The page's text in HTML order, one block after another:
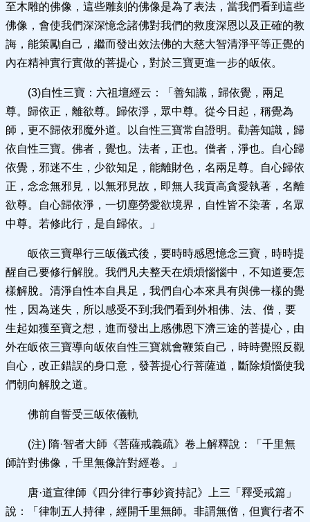
至木雕的佛像，這些雕刻的佛像是為了表法，當我們看到這些
佛像，會使我們深深憶念諸佛對我們的救度深恩以及正確的教
誨，能策勵自己，繼而發出效法佛的大慈大智清淨平等正覺的
內在精神實行實做的菩提心，對於三寶更進一步的皈依。
(3)自性三寶：六祖壇經云：「善知識，歸依覺，兩足
尊。歸依正，離欲尊。歸依淨，眾中尊。從今日起，稱覺為
師，更不歸依邪魔外道。以自性三寶常自證明。勸善知識，歸
依自性三寶。佛者，覺也。法者，正也。僧者，淨也。自心歸
依覺，邪迷不生，少欲知足，能離財色，名兩足尊。自心歸依
正，念念無邪見，以無邪見故，即無人我貢高貪愛執著，名離
欲尊。自心歸依淨，一切塵勞愛欲境界，自性皆不染著，名眾
中尊。若修此行，是自歸依。」
皈依三寶舉行三皈儀式後，要時時感恩憶念三寶，時時提
醒自己要修行解脫。我們凡夫整天在煩煩惱惱中，不知道要怎
樣解脫。清淨自性本自具足，我們自心本來具有與佛一樣的覺
性，因為迷失，所以感受不到;我們看到外相佛、法、僧，要
生起如獲至寶之想，進而發出上感佛恩下濟三途的菩提心，由
外在皈依三寶導向皈依自性三寶就會鞭策自己，時時覺照反觀
自心，改正錯誤的身口意，發菩提心行菩薩道，斷除煩惱使我
們朝向解脫之道。
佛前自誓受三皈依儀軌
(注) 隋·智者大師《菩薩戒義疏》卷上解釋說：「千里無
師許對佛像，千里無像許對經卷。」
唐·道宣律師《四分律行事鈔資持記》上三「釋受戒篇」
說：「律制五人持律，經開千里無師。非謂無僧，但實行者不